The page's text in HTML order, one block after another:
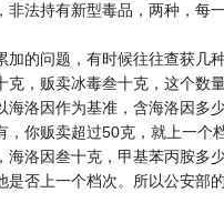
非法持有新型毒品，两种，每
的问题，有时候往往查获几
克，贩卖冰毒叁十克，这个数
海洛因作为基准，含海洛因多
，你贩卖超过50克，就上一个
海洛因叁十克，甲基苯丙胺多
是否上一个档次。所以公安部